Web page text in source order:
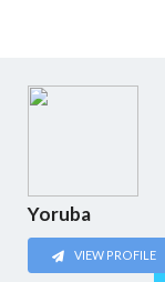
Yoruba
VIEW PROFILE